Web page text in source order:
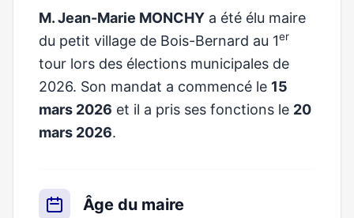
M. Jean-Marie MONCHY a été élu maire
du petit village de Bois-Bernard au 1er
tour lors des élections municipales de
2026. Son mandat a commencé le 15
mars 2026 et il a pris ses fonctions le 20
mars 2026.
Âge du maire